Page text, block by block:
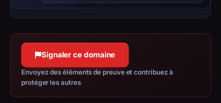
Negative
or
results
do
not
establish
Signaler ce domaine
Envoyez des éléments de preuve et contribuez à
protéger les autres